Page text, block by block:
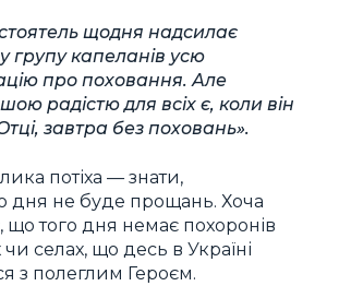
щодня надсилає
групу капеланів усю
про поховання. Але
радістю для всіх є, коли він
завтра без поховань».
потіха — знати,
дня не буде прощань. Хоча
що того дня немає похоронів
чи селах, що десь в Україні
з полеглим Героєм.